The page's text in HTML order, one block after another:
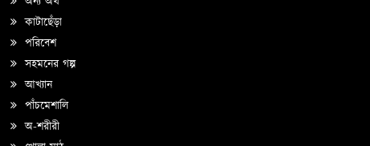
কাটাছেঁড়া
পরিবেশ
সহমনের গল্প
আখ্যান
পাঁচমেশালি
অ-শরীরী